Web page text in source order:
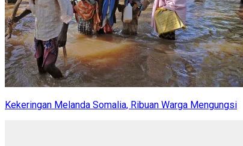
Kekeringan Melanda Somalia, Ribuan Warga Mengungsi